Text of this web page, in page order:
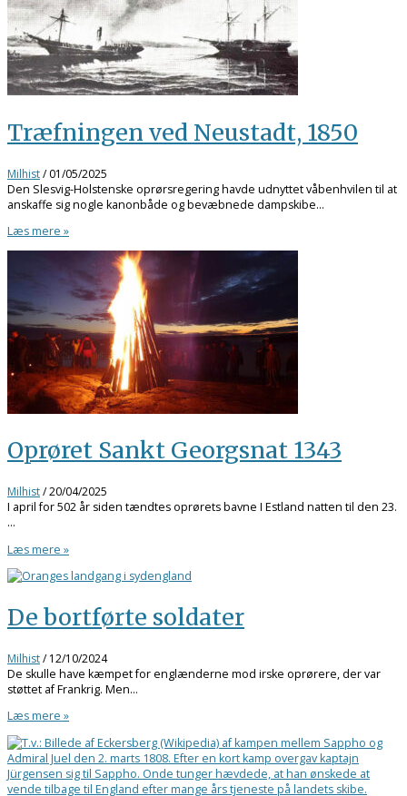
Træfningen ved Neustadt, 1850
Milhist/01/05/2025
Den Slesvig-Holstenske oprørsregering havde udnyttet våbenhvilen til at
anskaffe sig nogle kanonbåde og bevæbnede dampskibe…
Læs mere »
Oprøret Sankt Georgsnat 1343
Milhist/20/04/2025
I april for 502 år siden tændtes oprørets bavne I Estland natten til den 23.
…
Læs mere »
De bortførte soldater
Milhist/12/10/2024
De skulle have kæmpet for englænderne mod irske oprørere, der var
støttet af Frankrig. Men…
Læs mere »